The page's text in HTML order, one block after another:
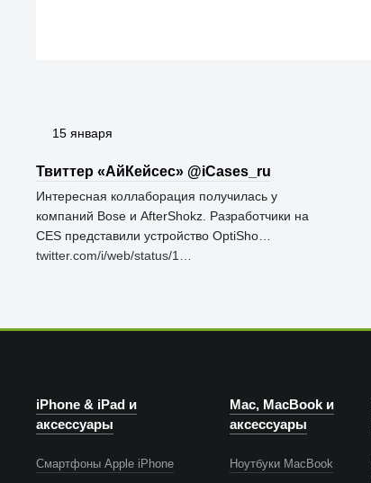
15 января
Твиттер «АйКейсес» ‏@iCases_ru
Интересная коллаборация получилась у
компаний Bose и AfterShokz. Разработчики на
CES представили устройство OptiSho…
twitter.com/i/web/status/1…
iPhone & iPad и
аксессуары
Смартфоны Apple iPhone
Mac, MacBook и
аксессуары
Ноутбуки MacBook